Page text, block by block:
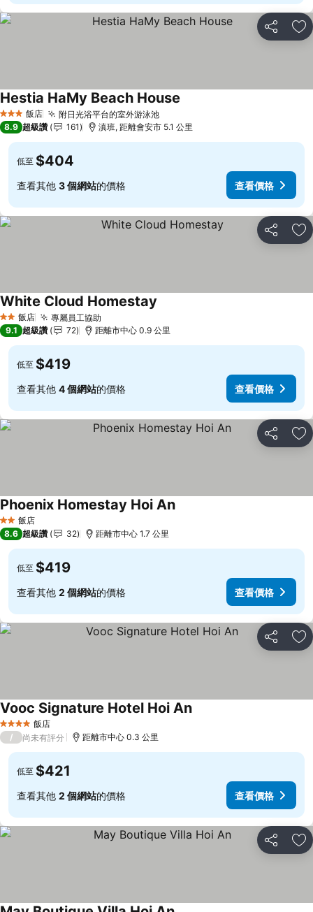
分享 加
3 星級 飯店 附日光浴平台的室外游泳池
Hestia HaMy Beach House
8.9 超級讚 161 滇班, 距離會安市 5.1 公里
低至 $404
查看其他 3 個網站的價格 查看價格
分享 加
2 星級飯店 專屬員工協助
White Cloud Homestay
9.1 超級讚 72 距離市中心 0.9 公里
低至 $419
查看其他 4 個網站的價格 查看價格
分享 加
2 星級飯店
Phoenix Homestay Hoi An
8.6 超級讚 32 距離市中心 1.7 公里
低至 $419
查看其他 2 個網站的價格 查看價格
分享 加
4 星級 飯店
Vooc Signature Hotel Hoi An
/ 尚未有評分 距離市中心 0.3 公里
低至 $421
查看其他 2 個網站的價格 查看價格
分享 加